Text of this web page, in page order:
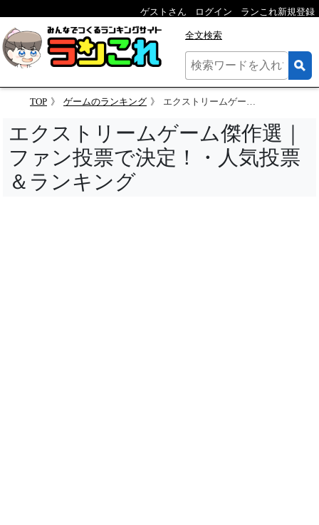
ゲストさん ログイン ランこれ新規登録
全文検索
TOP ゲームのランキング エクストリームゲーム傑作選｜ファン投票で決定！・人気投票＆ランキング
エクストリームゲーム傑作選｜
ファン投票で決定！・人気投票
＆ランキング